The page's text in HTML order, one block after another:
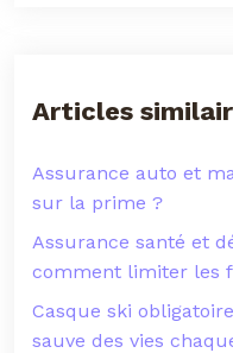
Articles
Assurance auto et
sur la prime ?
Assurance santé et
comment limiter les
Casque ski
sauve des vies